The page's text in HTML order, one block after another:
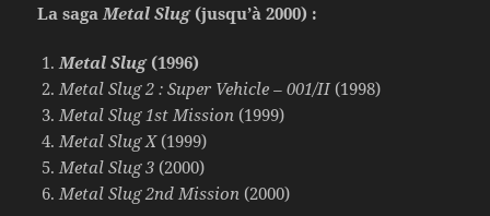
La sagaMetal Slug(jusqu’à 2000) :
Metal Slug(1996)
Metal Slug 2 : Super Vehicle – 001/II(1998)
Metal Slug 1st Mission (1999)
Metal Slug X(1999)
Metal Slug 3 (2000)
Metal Slug 2nd Mission (2000)